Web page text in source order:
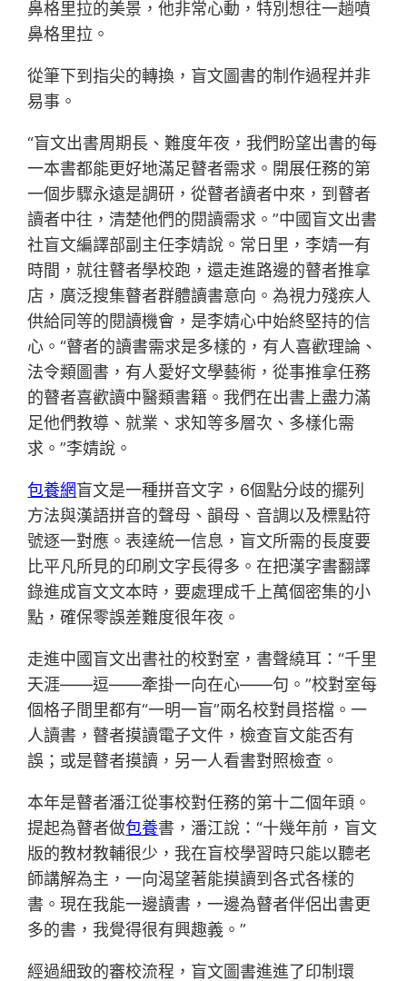
鼻格里拉的美景，他非常心動，特別想往一趟噴
鼻格里拉。
從筆下到指尖的轉換，盲文圖書的制作過程并非
易事。
“盲文出書周期長、難度年夜，我們盼望出書的每
一本書都能更好地滿足瞽者需求。開展任務的第
一個步驟永遠是調研，從瞽者讀者中來，到瞽者
讀者中往，清楚他們的閱讀需求。”中國盲文出書
社盲文編譯部副主任李婧說。常日里，李婧一有
時間，就往瞽者學校跑，還走進路邊的瞽者推拿
店，廣泛搜集瞽者群體讀書意向。為視力殘疾人
供給同等的閱讀機會，是李婧心中始終堅持的信
心。“瞽者的讀書需求是多樣的，有人喜歡理論、
法令類圖書，有人愛好文學藝術，從事推拿任務
的瞽者喜歡讀中醫類書籍。我們在出書上盡力滿
足他們教導、就業、求知等多層次、多樣化需
求。”李婧說。
包養網盲文是一種拼音文字，6個點分歧的擺列
方法與漢語拼音的聲母、韻母、音調以及標點符
號逐一對應。表達統一信息，盲文所需的長度要
比平凡所見的印刷文字長得多。在把漢字書翻譯
錄進成盲文文本時，要處理成千上萬個密集的小
點，確保零誤差難度很年夜。
走進中國盲文出書社的校對室，書聲繞耳：“千里
天涯——逗——牽掛一向在心——句。”校對室每
個格子間里都有“一明一盲”兩名校對員搭檔。一
人讀書，瞽者摸讀電子文件，檢查盲文能否有
誤；或是瞽者摸讀，另一人看書對照檢查。
本年是瞽者潘江從事校對任務的第十二個年頭。
提起為瞽者做包養書，潘江說：“十幾年前，盲文
版的教材教輔很少，我在盲校學習時只能以聽老
師講解為主，一向渴望著能摸讀到各式各樣的
書。現在我能一邊讀書，一邊為瞽者伴侶出書更
多的書，我覺得很有興趣義。”
經過細致的審校流程，盲文圖書進進了印制環